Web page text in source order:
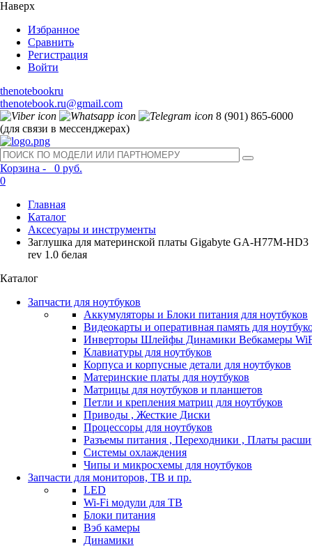
Наверх
Избранное
Сравнить
Регистрация
Войти
thenotebookru
thenotebook.ru@gmail.com
8 (901) 865-6000
(для связи в мессенджерах)
Корзина -
0 руб.
0
Главная
Каталог
Аксесуары и инструменты
Заглушка для материнской платы Gigabyte GA-H77M-HD3
rev 1.0 белая
Каталог
Запчасти для ноутбуков
Аккумуляторы и Блоки питания для ноутбуков
Видеокарты и оперативная память для
Инверторы Шлейфы Динамики Вебкамеры
Клавиатуры для ноутбуков
Корпуса и корпусные детали для ноутбуков
Материнские платы для ноутбуков
Матрицы для ноутбуков и планшетов
Петли и крепления матриц для ноутбуков
Приводы , Жесткие Диски
Процессоры для ноутбуков
Разъемы питания , Переходники , Платы
Системы охлаждения
Чипы и микросхемы для ноутбуков
Запчасти для мониторов, ТВ и пр.
LED
Wi-Fi модули для ТВ
Блоки питания
Вэб камеры
Динамики